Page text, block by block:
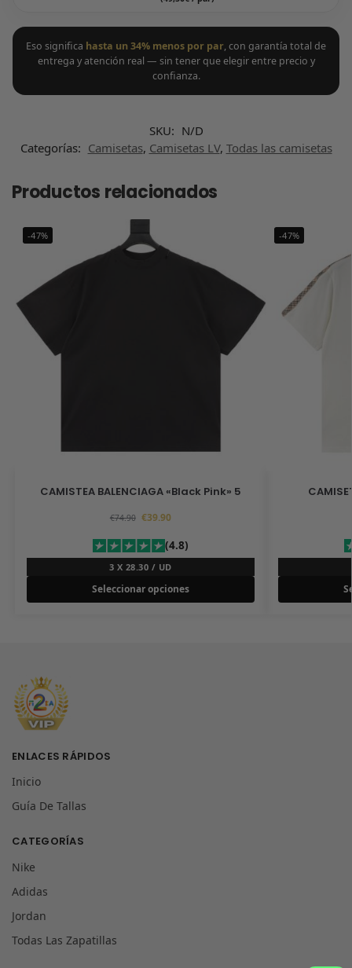
Eso significa hasta un 34% menos por par, con garantía total de
entrega y atención real — sin tener que elegir entre precio y
confianza.
SKU: N/D
Categorías: Camisetas, Camisetas LV, Todas las camisetas
Productos relacionados
-47%
CAMISTEA BALENCIAGA «Black Pink» 5
€74.90 €39.90
(4.8)
3 X 28.30 / UD
Seleccionar opciones
-47%
ENLACES RÁPIDOS
Inicio
Guía De Tallas
CATEGORÍAS
Nike
Adidas
Jordan
Todas Las Zapatillas